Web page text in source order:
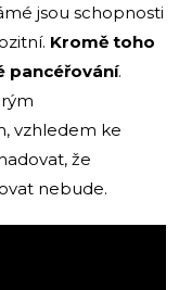
jsou schopnosti
Kromě toho
pancéřování.
vzhledem ke
že
nebude.